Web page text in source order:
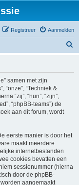
Aanmelden
Registreer
samen met zijn
“onze”, “Techniek &
“zij”, “hun”, “zijn”,
“phpBB-teams”) de
aan dit forum, wordt
eerste manier is door het
maakt meerdere
internetbestanden
cookies bevatten een
sessienummer (hierna
door de phpBB-
aangemaakt